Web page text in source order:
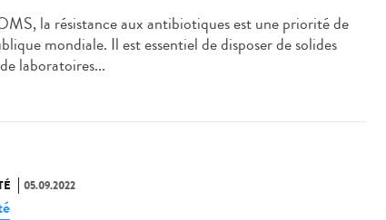
la résistance aux antibiotiques est une priorité de
mondiale. Il est essentiel de disposer de solides
laboratoires...
05.09.2022